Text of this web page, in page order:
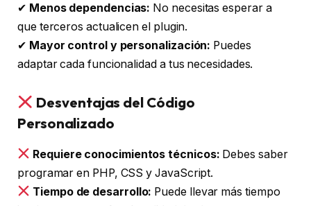
✔ Menos dependencias: No necesitas esperar a
que terceros actualicen el plugin.
✔ Mayor control y personalización: Puedes
adaptar cada funcionalidad a tus necesidades.
Desventajas del Código
Personalizado
Requiere conocimientos técnicos: Debes saber
programar en PHP, CSS y JavaScript.
Tiempo de desarrollo: Puede llevar más tiempo